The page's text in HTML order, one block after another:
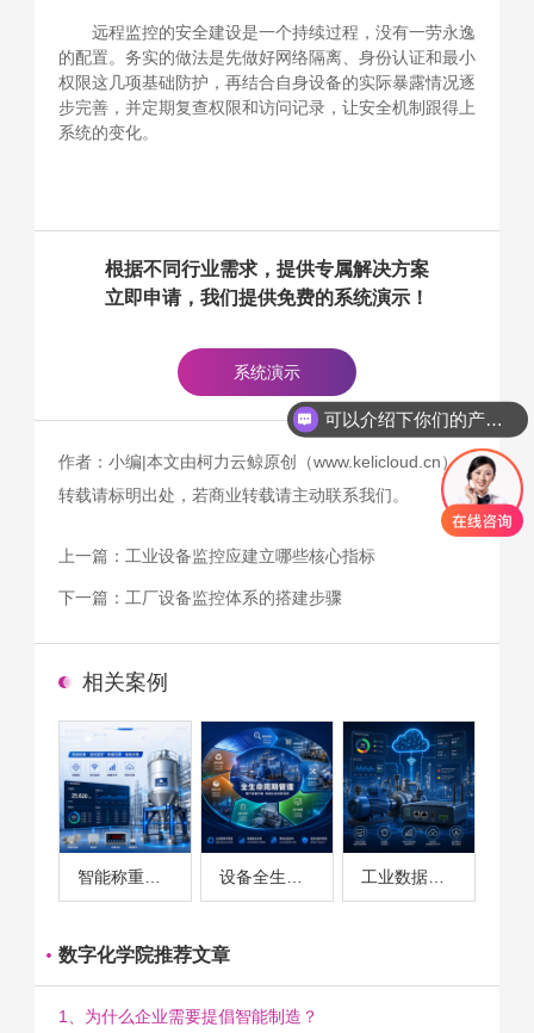
远程监控的安全建设是一个持续过程，没有一劳永逸
的配置。务实的做法是先做好网络隔离、身份认证和最小
权限这几项基础防护，再结合自身设备的实际暴露情况逐
步完善，并定期复查权限和访问记录，让安全机制跟得上
系统的变化。
根据不同行业需求，提供专属解决方案
立即申请，我们提供免费的系统演示！
系统演示
作者：小编|本文由柯力云鲸原创（www.kelicloud.cn），
转载请标明出处，若商业转载请主动联系我们。
上一篇： 工业设备监控应建立哪些核心指标
下一篇： 工厂设备监控体系的搭建步骤
相关案例
智能称重系统案例 工业数据采集与设备监控案例
数字化学院推荐文章
1、为什么企业需要提倡智能制造？
可以介绍下你们的产品么